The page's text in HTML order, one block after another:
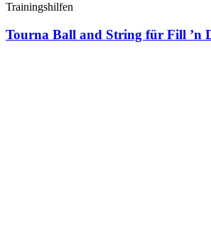
Trainingshilfen
Tourna Ball and String für Fill ’n